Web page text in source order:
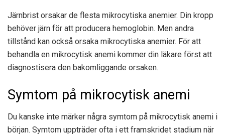
Järnbrist orsakar de flesta mikrocytiska anemier. Din kropp
behöver järn för att producera hemoglobin. Men andra
tillstånd kan också orsaka mikrocytiska anemier. För att
behandla en mikrocytisk anemi kommer din läkare först att
diagnostisera den bakomliggande orsaken.
Symtom på mikrocytisk anemi
Du kanske inte märker några symtom på mikrocytisk anemi i
början. Symtom uppträder ofta i ett framskridet stadium när